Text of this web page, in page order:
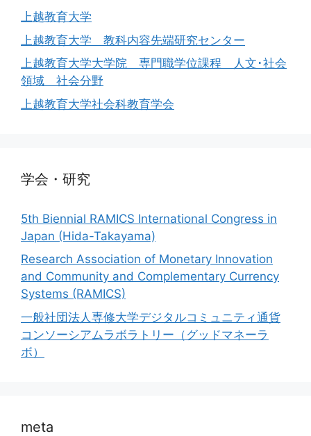
上越教育大学
上越教育大学 教科内容先端研究センター
上越教育大学大学院 専門職学位課程 人文･社会
領域 社会分野
上越教育大学社会科教育学会
学会・研究
5th Biennial RAMICS International Congress in
Japan (Hida-Takayama)
Research Association of Monetary Innovation
and Community and Complementary Currency
Systems (RAMICS)
一般社団法人専修大学デジタルコミュニティ通貨
コンソーシアムラボラトリー（グッドマネーラ
ボ）
meta